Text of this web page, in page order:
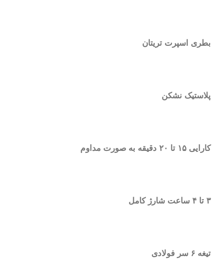
بطری اسپرت تریتان
پلاستیک نشکن
کارایی ۱۵ تا ۲۰ دقیقه به صورت مداوم
۳ تا ۴ ساعت شارژ کامل
تیغه ۶ سر فولادی